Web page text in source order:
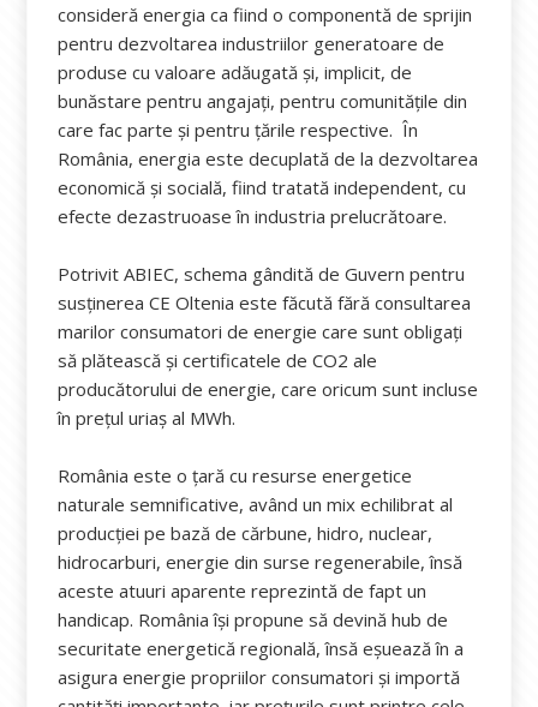
consideră energia ca fiind o componentă de sprijin
pentru dezvoltarea industriilor generatoare de
produse cu valoare adăugată și, implicit, de
bunăstare pentru angajați, pentru comunitățile din
care fac parte și pentru țările respective. În
România, energia este decuplată de la dezvoltarea
economică și socială, fiind tratată independent, cu
efecte dezastruoase în industria prelucrătoare.
Potrivit ABIEC, schema gândită de Guvern pentru
susținerea CE Oltenia este făcută fără consultarea
marilor consumatori de energie care sunt obligați
să plătească și certificatele de CO2 ale
producătorului de energie, care oricum sunt incluse
în prețul uriaș al MWh.
România este o țară cu resurse energetice
naturale semnificative, având un mix echilibrat al
producției pe bază de cărbune, hidro, nuclear,
hidrocarburi, energie din surse regenerabile, însă
aceste atuuri aparente reprezintă de fapt un
handicap. România își propune să devină hub de
securitate energetică regională, însă eșuează în a
asigura energie propriilor consumatori și importă